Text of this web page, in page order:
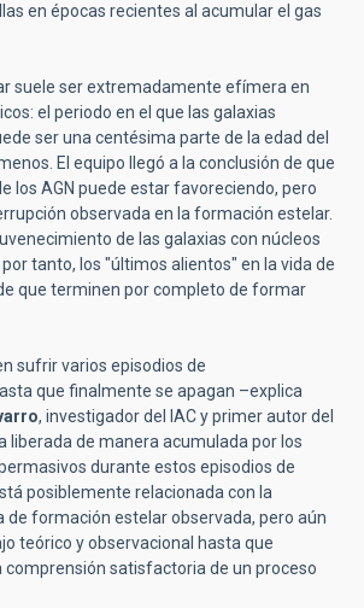
en épocas recientes al acumular el gas
suele ser extremadamente efímera en
el periodo en el que las galaxias
ser una centésima parte de la edad del
El equipo llegó a la conclusión de que
los AGN puede estar favoreciendo, pero
observada en la formación estelar.
de las galaxias con núcleos
tanto, los "últimos alientos" en la vida de
que terminen por completo de formar
sufrir varios episodios de
que finalmente se apagan –explica
, investigador del IAC y primer autor del
liberadade manera acumuladapor los
durante estos episodios de
posiblemente relacionada con la
de formación estelar observada, pero aún
teórico y observacional hasta que
satisfactoria de un proceso